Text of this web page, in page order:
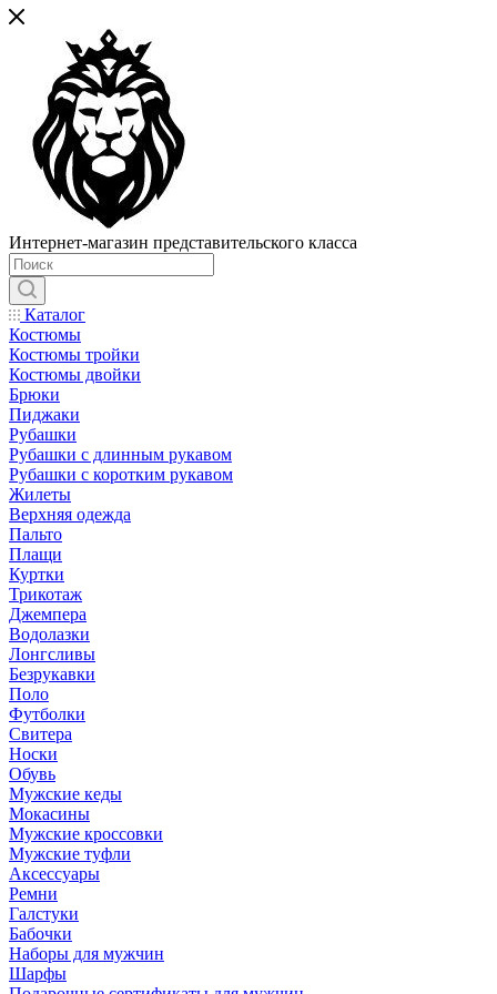
Интернет-магазин представительского класса
Каталог
Костюмы
Костюмы тройки
Костюмы двойки
Брюки
Пиджаки
Рубашки
Рубашки с длинным рукавом
Рубашки с коротким рукавом
Жилеты
Верхняя одежда
Пальто
Плащи
Куртки
Трикотаж
Джемпера
Водолазки
Лонгсливы
Безрукавки
Поло
Футболки
Свитера
Носки
Обувь
Мужские кеды
Мокасины
Мужские кроссовки
Мужские туфли
Аксессуары
Ремни
Галстуки
Бабочки
Наборы для мужчин
Шарфы